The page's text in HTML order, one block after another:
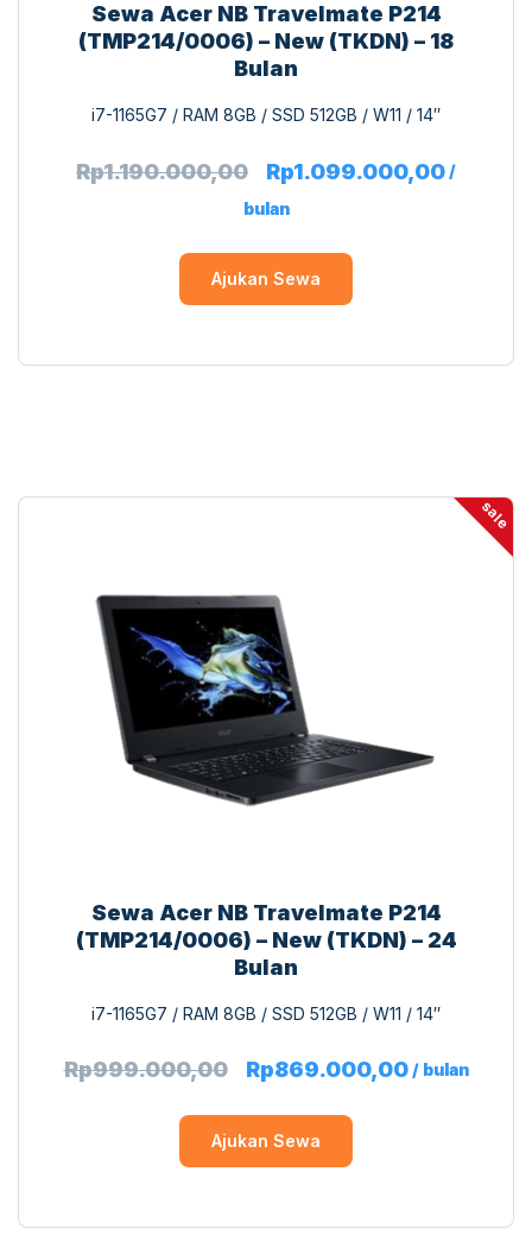
Sewa Acer NB Travelmate P214
(TMP214/0006) – New (TKDN) – 18
Bulan
i7-1165G7 / RAM 8GB / SSD 512GB / W11 / 14″
Rp1.190.000,00 Rp1.099.000,00/
bulan
Ajukan Sewa
sale
Sewa Acer NB Travelmate P214
(TMP214/0006) – New (TKDN) – 24
Bulan
i7-1165G7 / RAM 8GB / SSD 512GB / W11 / 14″
Rp999.000,00 Rp869.000,00/ bulan
Ajukan Sewa